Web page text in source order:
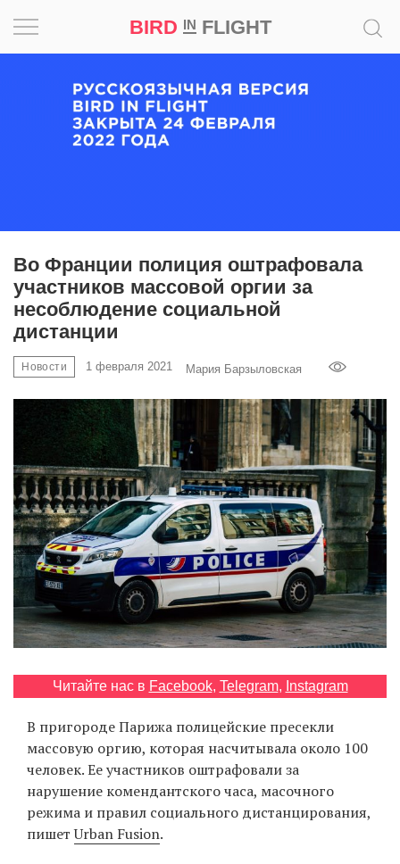
BIRD INFLIGHT
Во Франции полиция оштрафовала
участников массовой оргии за
несоблюдение социальной
дистанции
Новости 1 февраля 2021 Мария Барзыловская
Читайте нас в Facebook, Telegram, Instagram
В пригороде Парижа полицейские пресекли
массовую оргию, которая насчитывала около 100
человек. Ее участников оштрафовали за
нарушение комендантского часа, масочного
режима и правил социального дистанцирования,
пишетUrban Fusion.